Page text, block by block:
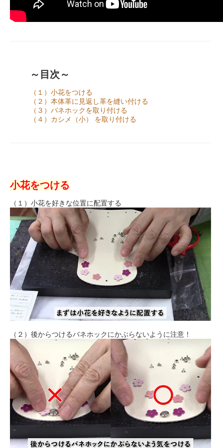
～目次～
（１）小花をつける
（２）本体革に見返し革を縫い付ける
（３）バネホックを取り付ける
（４）カシメ（小） を取り付ける
小花をつける
（１）小花を好きな位置に配置する
（２）後からつけるバネホックにかぶらないように注意！